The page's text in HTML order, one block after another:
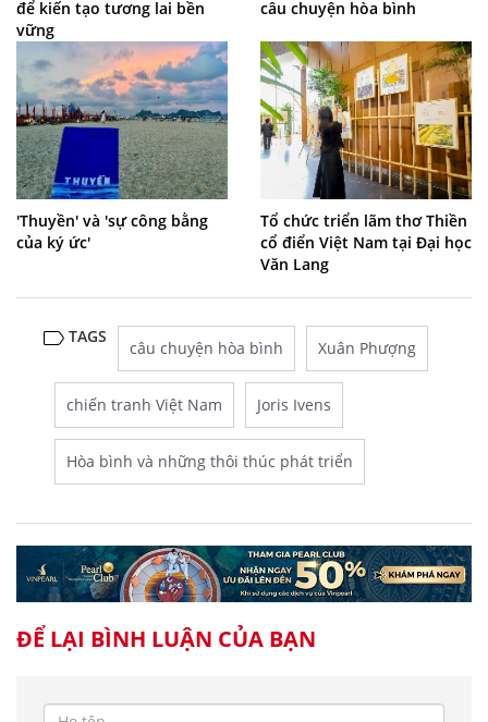
để kiến tạo tương lai bền
vững
câu chuyện hòa bình
'Thuyền' và 'sự công bằng
của ký ức'
Tổ chức triển lãm thơ Thiền
cổ điển Việt Nam tại Đại học
Văn Lang
TAGS
câu chuyện hòa bình Xuân Phượng
chiến tranh Việt Nam Joris Ivens
Hòa bình và những thôi thúc phát triển
ĐỂ LẠI BÌNH LUẬN CỦA BẠN